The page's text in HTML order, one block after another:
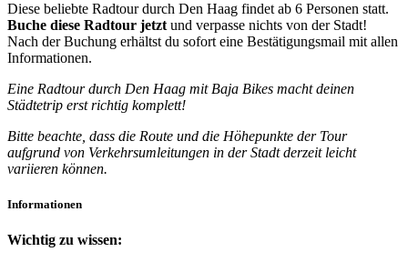
Diese beliebte Radtour durch Den Haag findet ab 6 Personen statt.
Buche diese Radtour jetzt und verpasse nichts von der Stadt!
Nach der Buchung erhältst du sofort eine Bestätigungsmail mit allen
Informationen.
Eine Radtour durch Den Haag mit Baja Bikes macht deinen
Städtetrip erst richtig komplett!
Bitte beachte, dass die Route und die Höhepunkte der Tour
aufgrund von Verkehrsumleitungen in der Stadt derzeit leicht
variieren können.
Informationen
Wichtig zu wissen: